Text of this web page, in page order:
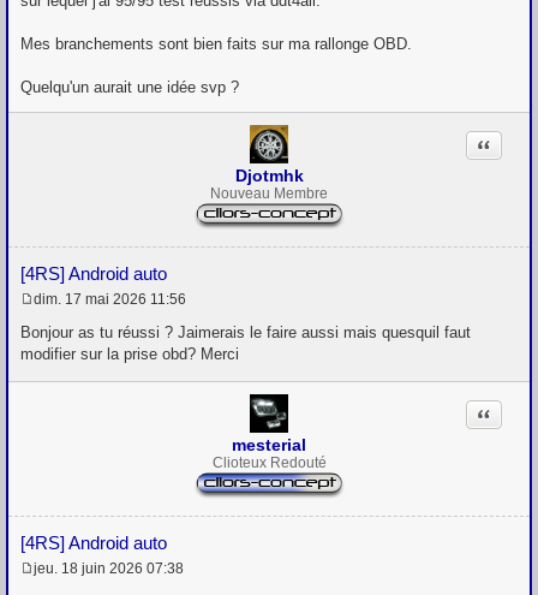
Mes branchements sont bien faits sur ma rallonge OBD.
Quelqu'un aurait une idée svp ?
Djotmhk
Nouveau Membre
[4RS] Android auto
Citation
e
s
a
dim. 17 mai 2026 11:56
Bonjour as tu réussi ? Jaimerais le faire aussi mais quesquil faut
modifier sur la prise obd? Merci
mesterial
Clioteux Redouté
[4RS] Android auto
Citation
M
jeu. 18 juin 2026 07:38